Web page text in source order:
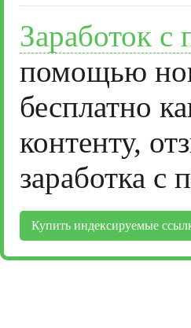
Заработок
помощью
бесплатно
контенту,
заработка
Купить индексируемые